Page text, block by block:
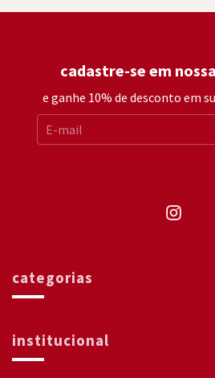
cadastre-se em
e ganhe 10% de desconto em
categorias
institucional